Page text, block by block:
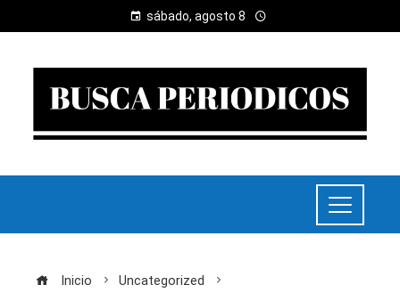
sábado, agosto 8
Inicio
Uncategorized